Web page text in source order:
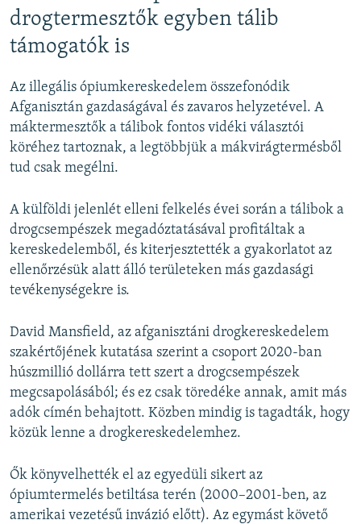
drogtermesztők egyben tálib
támogatók is
Az illegális ópiumkereskedelem összefonódik
Afganisztán gazdaságával és zavaros helyzetével. A
máktermesztők a tálibok fontos vidéki választói
köréhez tartoznak, a legtöbbjük a mákvirágtermésből
tud csak megélni.
A külföldi jelenlét elleni felkelés évei során a tálibok a
drogcsempészek megadóztatásával profitáltak a
kereskedelemből, és kiterjesztették a gyakorlatot az
ellenőrzésük alatt álló területeken más gazdasági
tevékenységekre is.
David Mansfield, az afganisztáni drogkereskedelem
szakértőjének kutatása szerint a csoport 2020-ban
húszmillió dollárra tett szert a drogcsempészek
megcsapolásából; és ez csak töredéke annak, amit más
adók címén behajtott. Közben mindig is tagadták, hogy
közük lenne a drogkereskedelemhez.
Ők könyvelhették el az egyedüli sikert az
ópiumtermelés betiltása terén (2000–2001-ben, az
amerikai vezetésű invázió előtt). Az egymást követő